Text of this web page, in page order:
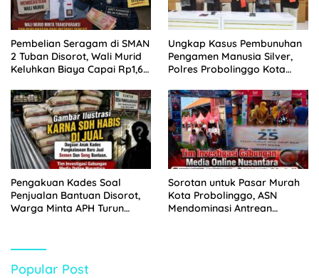
Pembelian Seragam di SMAN
2 Tuban Disorot, Wali Murid
Keluhkan Biaya Capai Rp1,6
Ungkap Kasus Pembunuhan
Pengamen Manusia Silver,
Polres Probolinggo Kota
Pengakuan Kades Soal
Penjualan Bantuan Disorot,
Warga Minta APH Turun
Sorotan untuk Pasar Murah
Kota Probolinggo, ASN
Mendominasi Antrean
Popular Post